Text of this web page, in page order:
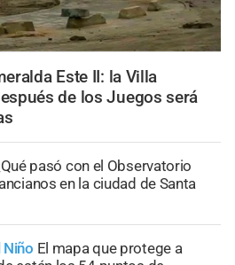
Este II: la Villa
de los Juegos será
pasó con el Observatorio
en la ciudad de Santa
Niño El mapa que protege a